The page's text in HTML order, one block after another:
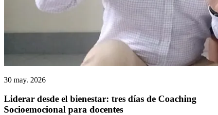
30 may. 2026
Liderar desde el bienestar: tres días de Coaching
Socioemocional para docentes